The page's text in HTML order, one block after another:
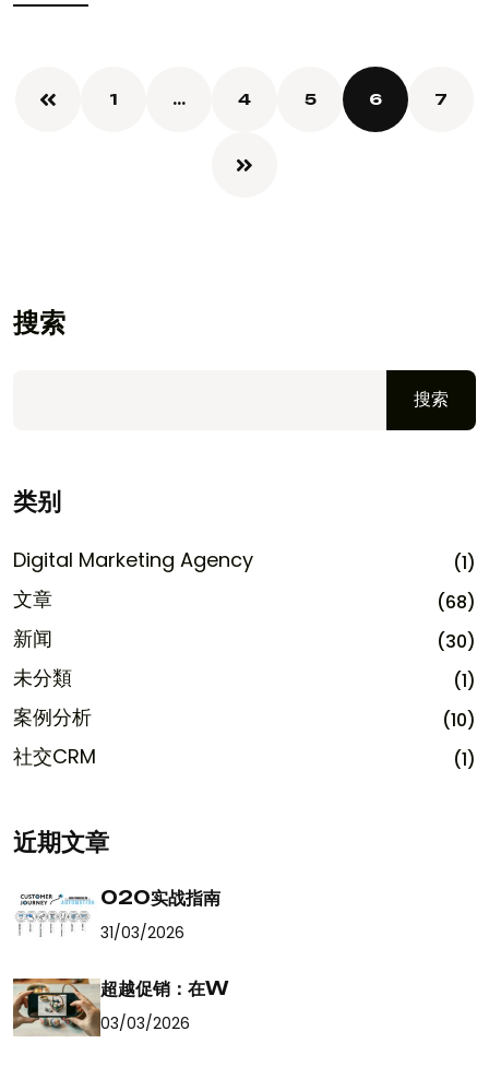
阅读更多
1 … 4 5 6 7
搜索
搜索
类别
Digital Marketing Agency (1)
文章 (68)
新闻 (30)
未分類 (1)
案例分析 (10)
社交CRM (1)
近期文章
O2O实战指南
31/03/2026
超越促销：在W
03/03/2026